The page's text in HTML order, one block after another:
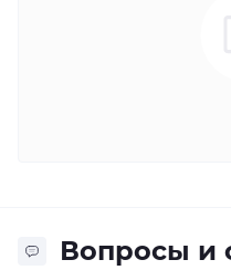
Вопросы и